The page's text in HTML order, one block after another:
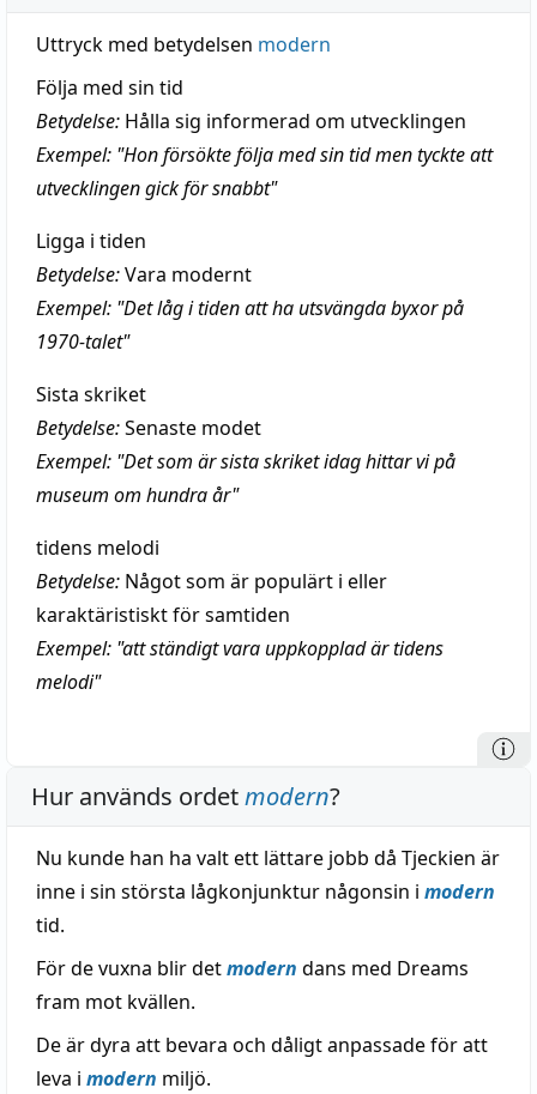
Uttryck med betydelsen modern
Följa med sin tid
Betydelse: Hålla sig informerad om utvecklingen
Exempel: "Hon försökte följa med sin tid men tyckte att
utvecklingen gick för snabbt"
Ligga i tiden
Betydelse:Vara modernt
Exempel: "Det låg i tiden att ha utsvängda byxor på
1970-talet"
Sista skriket
Betydelse:Senaste modet
Exempel: "Det som är sista skriket idag hittar vi på
museum om hundra år"
tidens melodi
Betydelse: Något som är populärt i eller
karaktäristiskt för samtiden
Exempel: "att ständigt vara uppkopplad är tidens
melodi"
Hur används ordetmodern?
Nu kunde han ha valt ett lättare jobb då Tjeckien är
inne i sin största lågkonjunktur någonsin i modern
tid.
För de vuxna blir detmodern dans med Dreams
fram mot kvällen.
De är dyra att bevara och dåligt anpassade för att
leva i modern miljö.